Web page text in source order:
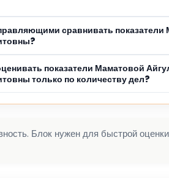
сравнивать показатели
показатели Маматовой
только по количеству дел?
Блок нужен для быстрой